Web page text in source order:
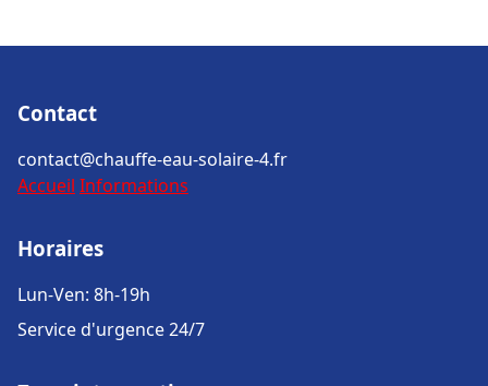
Contact
contact@chauffe-eau-solaire-4.fr
Accueil Informations
Horaires
Lun-Ven: 8h-19h
Service d'urgence 24/7